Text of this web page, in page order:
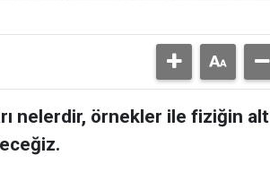
nelerdir, örnekler ile fiziğin alt